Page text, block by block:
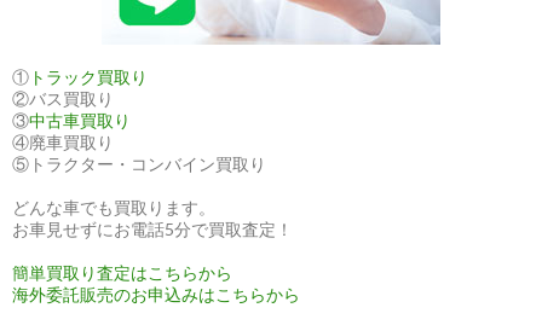
① トラック買取り
②バス買取り
③中古車買取り
④廃車買取り
⑤トラクター・コンバイン買取り
どんな車でも買取ります。
お車見せずにお電話5分で買取査定！
簡単買取り査定はこちらから
海外委託販売のお申込みはこちらから